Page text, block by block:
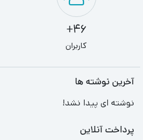
46+
کاربران
آخرین نوشته ها
نوشته ای پیدا نشد!
پرداخت آنلاین